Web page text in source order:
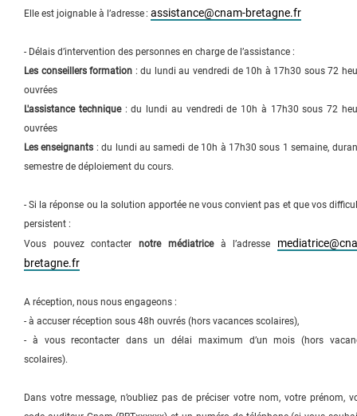
Elle est joignable à l’adresse : assistance@cnam-bretagne.fr
- Délais d’intervention des personnes en charge de l’assistance :
Les conseillers formation : du lundi au vendredi de 10h à 17h30 sous 72
ouvrées
L'assistance technique: du lundi au vendredi de 10h à 17h30 sous 72
ouvrées
Les enseignants : du lundi au samedi de 10h à 17h30 sous 1 semaine,
semestre de déploiement du cours.
- Si la réponse ou la solution apportée ne vous convient pas et que vos
persistent :
Vous pouvez contacternotre médiatriceà l’adresse
bretagne.fr
A réception, nous nous engageons :
- à accuser réception sous 48h ouvrés (hors vacances scolaires),
- à vous recontacter dans un délai maximum d’un mois (hors
scolaires).
Dans votre message, n’oubliez pas de préciser votre nom, votre prénom,